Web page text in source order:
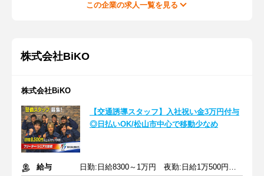
この企業の求人一覧を見る
株式会社BiKO
株式会社BiKO
【交通誘導スタッフ】入社祝い金3万円付与
◎日払いOK/松山市中心で移動少なめ
給与
日勤:日給8300～1万円 夜勤:日給1万500円～1万3千円 ＋各種手当